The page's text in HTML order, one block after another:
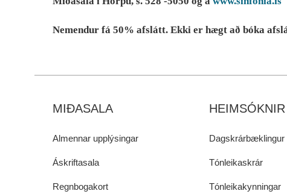
Nemendur fá 50% afslátt. Ekki er hægt að bóka
MIÐASALA
Almennar upplýsingar
Áskriftasala
Regnbogakort
HEIMSÓKNIR
Dagskrárbæklingur
Tónleikaskrár
Tónleikakynningar